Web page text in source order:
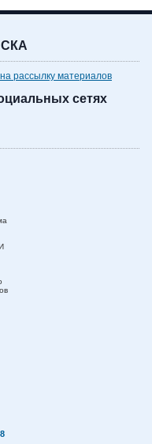
рассылку материалов
сетях